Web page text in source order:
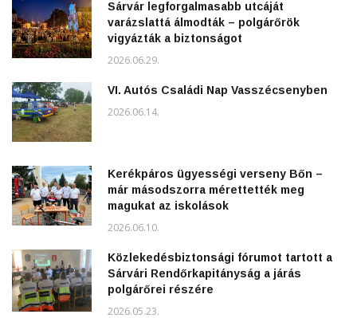
Sárvár legforgalmasabb utcáját
varázslattá álmodták – polgárőrök
vigyázták a biztonságot
2026.06.29.
VI. Autós Családi Nap Vasszécsenyben
2026.06.14.
Kerékpáros ügyességi verseny Bőn –
már másodszorra mérettették meg
magukat az iskolások
2026.06.10.
Közlekedésbiztonsági fórumot tartott a
Sárvári Rendőrkapitányság a járás
polgárőrei részére
2026.05.23.